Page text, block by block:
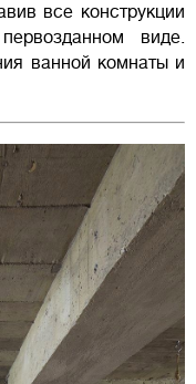
все конструкции
виде.
ванной комнаты и